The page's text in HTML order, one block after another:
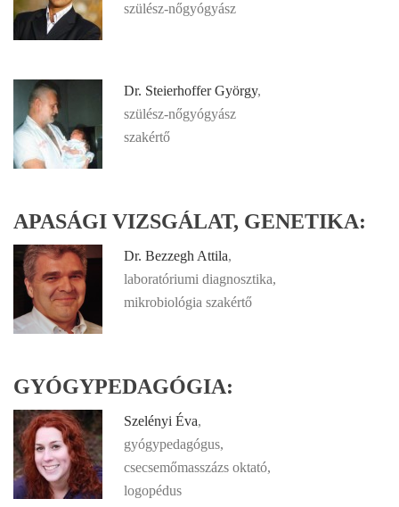
szülész-nőgyógyász
Dr. Steierhoffer György,
szülész-nőgyógyász
szakértő
APASÁGI VIZSGÁLAT, GENETIKA:
Dr. Bezzegh Attila,
laboratóriumi diagnosztika,
mikrobiológia szakértő
GYÓGYPEDAGÓGIA:
Szelényi Éva,
gyógypedagógus,
csecsemőmasszázs oktató,
logopédus